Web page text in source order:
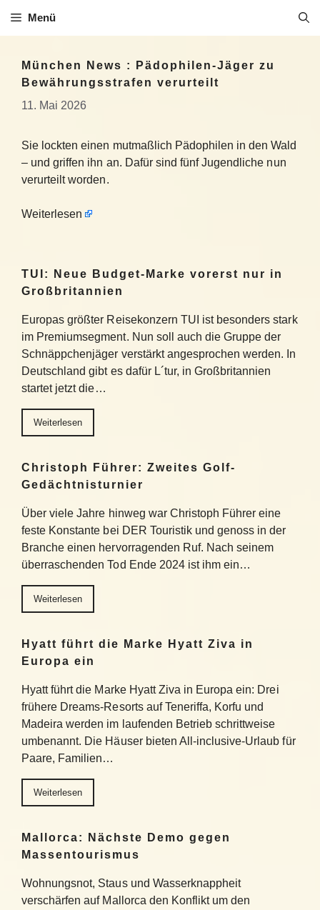
Inhalt
Menü
München News : Pädophilen-Jäger zu
Bewährungsstrafen verurteilt
11. Mai 2026
Sie lockten einen mutmaßlich Pädophilen in den Wald
– und griffen ihn an. Dafür sind fünf Jugendliche nun
verurteilt worden.
Weiterlesen
TUI: Neue Budget-Marke vorerst nur in
Großbritannien
Europas größter Reisekonzern TUI ist besonders stark
im Premiumsegment. Nun soll auch die Gruppe der
Schnäppchenjäger verstärkt angesprochen werden. In
Deutschland gibt es dafür L´tur, in Großbritannien
startet jetzt die…
Weiterlesen
Christoph Führer: Zweites Golf-
Gedächtnisturnier
Über viele Jahre hinweg war Christoph Führer eine
feste Konstante bei DER Touristik und genoss in der
Branche einen hervorragenden Ruf. Nach seinem
überraschenden Tod Ende 2024 ist ihm ein…
Weiterlesen
Hyatt führt die Marke Hyatt Ziva in
Europa ein
Hyatt führt die Marke Hyatt Ziva in Europa ein: Drei
frühere Dreams-Resorts auf Teneriffa, Korfu und
Madeira werden im laufenden Betrieb schrittweise
umbenannt. Die Häuser bieten All-inclusive-Urlaub für
Paare, Familien…
Weiterlesen
Mallorca: Nächste Demo gegen
Massentourismus
Wohnungsnot, Staus und Wasserknappheit
verschärfen auf Mallorca den Konflikt um den